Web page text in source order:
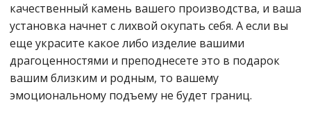
качественный камень вашего производства, и ваша
установка начнет с лихвой окупать себя. А если вы
еще украсите какое либо изделие вашими
драгоценностями и преподнесете это в подарок
вашим близким и родным, то вашему
эмоциональному подъему не будет границ.